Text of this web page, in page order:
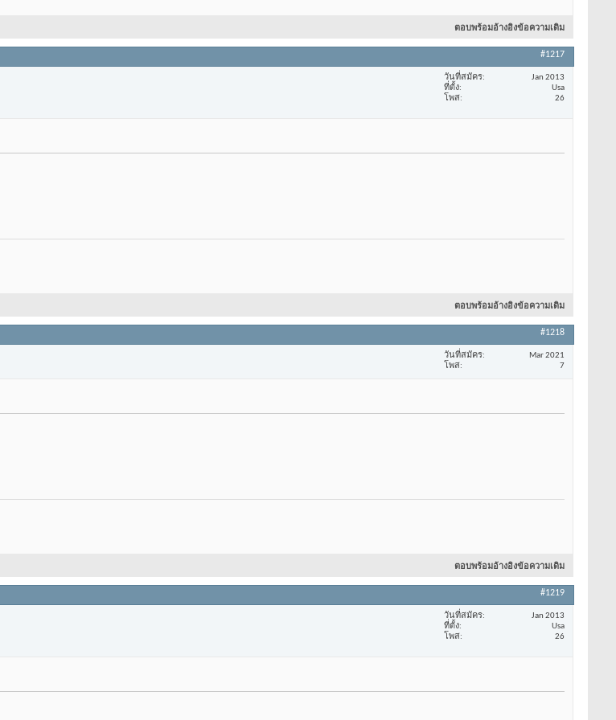
ตอบพร้อมอ้างอิงข้อความเดิม
#1217
วันที่สมัคร
Jan 2013
ที่ตั้ง
Usa
โพส
26
ตอบพร้อมอ้างอิงข้อความเดิม
#1218
วันที่สมัคร
Mar 2021
โพส
7
ตอบพร้อมอ้างอิงข้อความเดิม
#1219
วันที่สมัคร
Jan 2013
ที่ตั้ง
Usa
โพส
26